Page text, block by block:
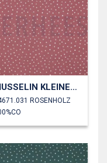
MUSSELIN KLEINE PUNKTE
ROSENHOLZ